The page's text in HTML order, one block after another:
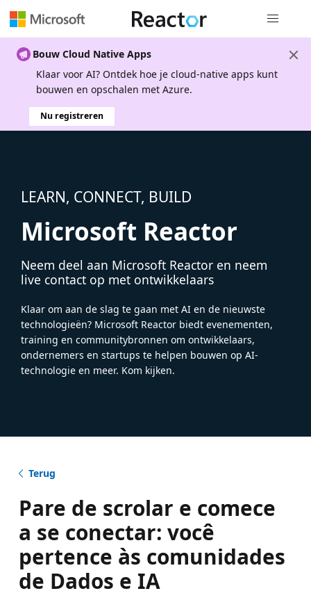
Bouw Cloud Native Apps
Klaar voor AI? Ontdek hoe je cloud-native apps kunt
bouwen en opschalen met Azure.
Nu registreren
LEARN, CONNECT, BUILD
Microsoft Reactor
Neem deel aan Microsoft Reactor en neem
live contact op met ontwikkelaars
Klaar om aan de slag te gaan met AI en de nieuwste
technologieën? Microsoft Reactor biedt evenementen,
training en communitybronnen om ontwikkelaars,
ondernemers en startups te helpen bouwen op AI-
technologie en meer. Kom kijken.
Terug
Pare de scrolar e comece
a se conectar: você
pertence às comunidades
de Dados e IA